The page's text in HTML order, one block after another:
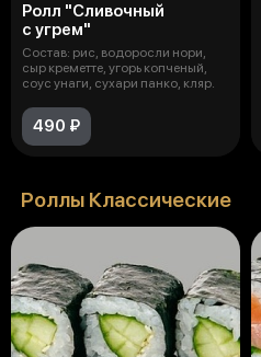
Ролл "Сливочный
с угрем"
Состав: рис, водоросли нори,
сыр креметте, угорь копченый,
соус унаги, сухари панко, кляр.
490 ₽
Роллы Классические